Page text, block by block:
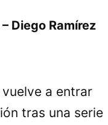
Diego Ramírez
a entrar
tras una serie